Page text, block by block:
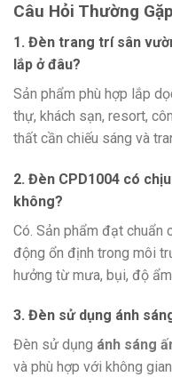
Câu Hỏi Thường Gặp
1. Đèn trang trí sân
lắp ở đâu?
Sản phẩm phù hợp lắp
thự, khách sạn, resort,
thất cần chiếu sáng và
2. Đèn CPD1004 có
không?
Có. Sản phẩm đạt chuẩn
động ổn định trong môi
hưởng từ mưa, bụi, độ ẩm.
3. Đèn sử dụng ánh
Đèn sử dụng ánh sáng
và phù hợp với không